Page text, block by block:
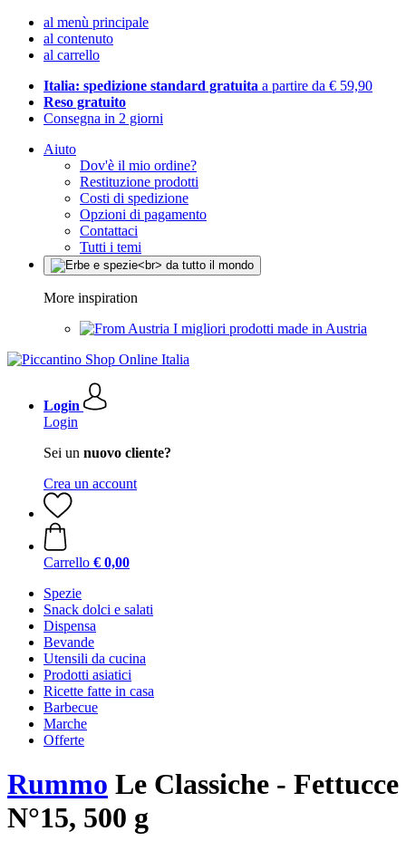
al menù principale
al contenuto
al carrello
Italia: spedizione standard gratuita a partire da € 59,90
Reso gratuito
Consegna in 2 giorni
Aiuto
Dov'è il mio ordine?
Restituzione prodotti
Costi di spedizione
Opzioni di pagamento
Contattaci
Tutti i temi
More inspiration
I migliori prodotti made in Austria
Login
Login
Sei un nuovo cliente?
Crea un account
Carrello € 0,00
Spezie
Snack dolci e salati
Dispensa
Bevande
Utensili da cucina
Prodotti asiatici
Ricette fatte in casa
Barbecue
Marche
Offerte
Rummo Le Classiche - Fettucce
N°15, 500 g